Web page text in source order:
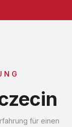
für einen